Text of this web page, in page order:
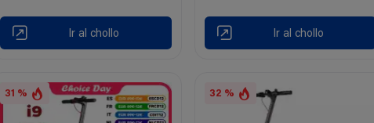
Ir al chollo Ir al chollo
31 % 32 %